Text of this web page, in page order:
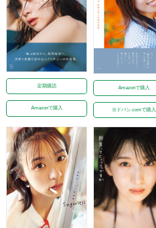
定期購読
Amazonで購入
Amazonで購入
ヨドバシ.comで購入